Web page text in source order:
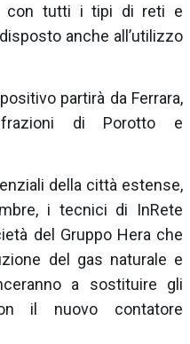
con tutti i tipi di reti e
anche all’utilizzo
partirà da Ferrara,
di Porotto e
della città estense,
i tecnici di InRete
del Gruppo Hera che
del gas naturale e
a sostituire gli
il nuovo contatore